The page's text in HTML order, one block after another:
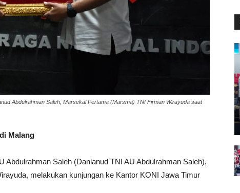
Abdulrahman Saleh, Marsekal Pertama (Marsma) TNI Firman Wirayuda saat
Malang
Abdulrahman Saleh (Danlanud TNI AU Abdulrahman Saleh),
melakukan kunjungan ke Kantor KONI Jawa Timur